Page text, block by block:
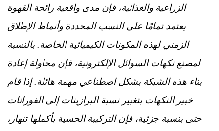
الزراعية والغذائية، فإن مدى واقعية رائحة القهوة
يعتمد تمامًا على النسب المحددة وأنماط الإطلاق
الزمني لهذه المكونات الكيميائية الخاصة. بالنسبة
لمصنع نكهات السوائل الإلكترونية، فإن محاولة إعادة
بناء هذه الشبكة بشكل اصطناعي مهمة هائلة. إذا قام
خبير النكهات بتغيير نسبة البرازينات إلى الفورانات
حتى بنسبة جزئية، فإن التركيبة الحسية بأكملها تنهار،